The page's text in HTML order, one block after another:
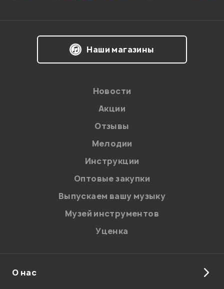
Наши магазины
Новости
Акции
Отзывы
Мелодии
Инструкции
Оптовые закупки
Выпускаем вашу музыку
Музей инструментов
Уценка
О нас